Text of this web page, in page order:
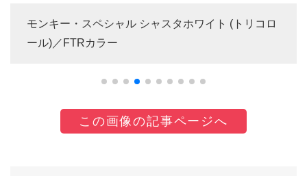
モンキー・スペシャル シャスタホワイト (トリコロ
ール)／FTRカラー
この画像の記事ページへ